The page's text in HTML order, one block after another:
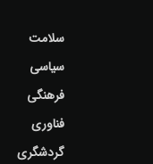
سلامت
سیاسی
فرهنگی
فناوری
گردشگری